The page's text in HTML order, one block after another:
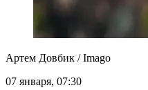
Артем Довбик / Imago
07 января, 07:30